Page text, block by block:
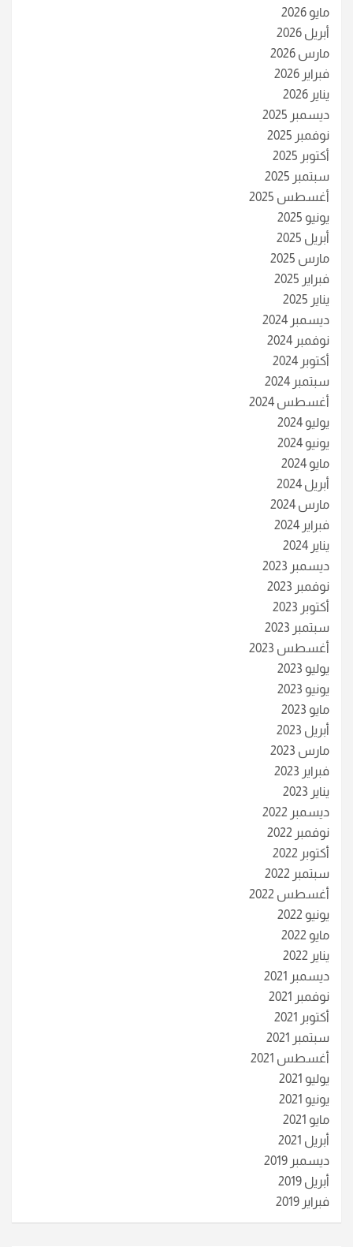
مايو 2026
أبريل 2026
مارس 2026
فبراير 2026
يناير 2026
ديسمبر 2025
نوفمبر 2025
أكتوبر 2025
سبتمبر 2025
أغسطس 2025
يونيو 2025
أبريل 2025
مارس 2025
فبراير 2025
يناير 2025
ديسمبر 2024
نوفمبر 2024
أكتوبر 2024
سبتمبر 2024
أغسطس 2024
يوليو 2024
يونيو 2024
مايو 2024
أبريل 2024
مارس 2024
فبراير 2024
يناير 2024
ديسمبر 2023
نوفمبر 2023
أكتوبر 2023
سبتمبر 2023
أغسطس 2023
يوليو 2023
يونيو 2023
مايو 2023
أبريل 2023
مارس 2023
فبراير 2023
يناير 2023
ديسمبر 2022
نوفمبر 2022
أكتوبر 2022
سبتمبر 2022
أغسطس 2022
يونيو 2022
مايو 2022
يناير 2022
ديسمبر 2021
نوفمبر 2021
أكتوبر 2021
سبتمبر 2021
أغسطس 2021
يوليو 2021
يونيو 2021
مايو 2021
أبريل 2021
ديسمبر 2019
أبريل 2019
فبراير 2019